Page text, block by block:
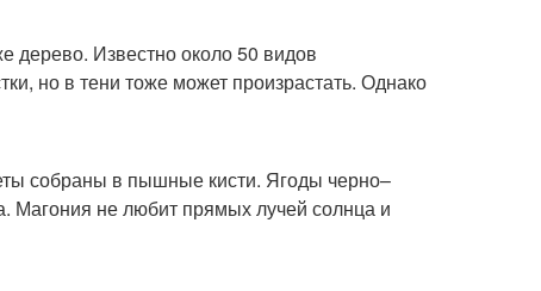
дерево. Известно около 50 видов
но в тени тоже может произрастать. Однако
собраны в пышные кисти. Ягоды черно–
Магония не любит прямых лучей солнца и